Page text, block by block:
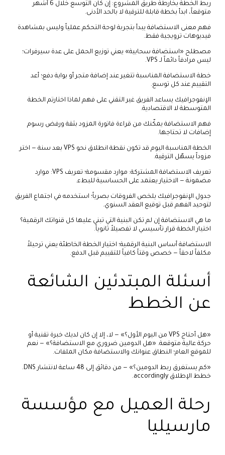
ربط الخطة بخارطة طريق المشروع: إن كان التوسع خلال 6 أشهر
متوقعاً، ابدأ بخطة قابلة للترقية لا بالحد الأدنى.
فهم معنى الاستضافة يبدأ بتجربة لوحة التحكم عملياً وليس بمشاهدة
فيديوهات ترويجية فقط.
مصطلح «استضافة سحابية» يعني توزيع الحمل على عدة سيرفرات؛
ليس مرادفاً دائماً لـ VPS.
خطة الاستضافة المناسبة تتغير عند إضافة متجر أو بوابة دفع؛ أعد
التقييم عند كل توسع.
الإنفوجرافيك يساعد الفريق غير التقني على فهم لماذا اختارتم الخطة
المتوسطة لا الاقتصادية.
فهم الاستضافة يمكّنك من قراءة فاتورة المزود بثقة ورفض رسوم
إضافات لا تحتاجها.
الخطة المناسبة اليوم قد تكون نقطة انطلاق نحو VPS بعد سنة — اختر
مزوداً يسهّل الترقية.
تعريف الاستضافة المشتركة: موارد مقسومة؛ تعريف VPS: موارد
مضمونة — الاختيار يعتمد على الحساسية للبطء.
جدول الإنفوجرافيك يلخص الفروقات بصرياً؛ استخدمه في اجتماع الفريق
لتوحيد الفهم قبل توقيع العقد السنوي.
ما هي الاستضافة إن لم تكن البنية التي تبني عليها كل قنواتك الرقمية؟
اختيار الخطة قرار تأسيسي لا تفصيلاً ثانوياً.
الاستضافة أساس البنية الرقمية؛ اختيار الخطة الخاطئة يعني ترحيلاً
مكلفاً لاحقاً — خصص وقتاً كافياً للتقييم قبل الدفع.
أسئلة المبتدئين الشائعة
عن الخطط
«هل أحتاج VPS من اليوم الأول؟» — لا، إلا إن كان لديك خبرة تقنية أو
حركة عالية متوقعة. «هل الدومين ضروري مع الاستضافة؟» — نعم
للموقع العام؛ النطاق عنوانك والاستضافة مكان الملفات.
«كم يستغرق ربط الدومين؟» — من دقائق إلى 48 ساعة لانتشار DNS.
خطط الإطلاق accordingly.
رحلة العميل مع مؤسسة
مارسيليا